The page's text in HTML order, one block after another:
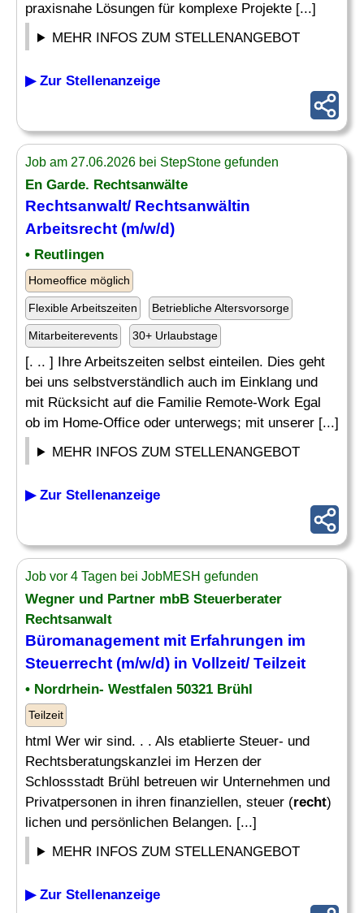
praxisnahe Lösungen für komplexe Projekte [...]
MEHR INFOS ZUM STELLENANGEBOT
▶ Zur Stellenanzeige
Job am 27.06.2026 bei StepStone gefunden
En Garde. Rechtsanwälte
Rechtsanwalt/ Rechtsanwältin
Arbeitsrecht (m/w/d)
• Reutlingen
Homeoffice möglich
Flexible Arbeitszeiten Betriebliche Altersvorsorge
Mitarbeiterevents 30+ Urlaubstage
[. .. ] Ihre Arbeitszeiten selbst einteilen. Dies geht
bei uns selbstverständlich auch im Einklang und
mit Rücksicht auf die Familie Remote-Work Egal
ob im Home-Office oder unterwegs; mit unserer [...]
MEHR INFOS ZUM STELLENANGEBOT
▶ Zur Stellenanzeige
Job vor 4 Tagen bei JobMESH gefunden
Wegner und Partner mbB Steuerberater
Rechtsanwalt
Büromanagement mit Erfahrungen im
Steuerrecht (m/w/d) in Vollzeit/ Teilzeit
• Nordrhein- Westfalen 50321 Brühl
Teilzeit
html Wer wir sind. . . Als etablierte Steuer- und
Rechtsberatungskanzlei im Herzen der
Schlossstadt Brühl betreuen wir Unternehmen und
Privatpersonen in ihren finanziellen, steuer (recht)
lichen und persönlichen Belangen. [...]
MEHR INFOS ZUM STELLENANGEBOT
▶ Zur Stellenanzeige